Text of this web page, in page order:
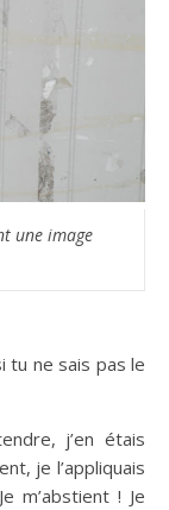
une image
tu ne sais pas le
j’en étais
je l’appliquais
m’abstient ! Je